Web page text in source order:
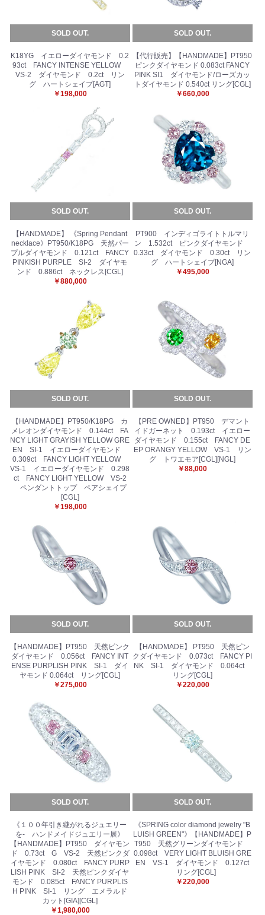
SOLD OUT.
K18YG イエローダイヤモンド 0.2
93ct FANCY INTENSE YELLOW
VS-2 ダイヤモンド 0.2ct リン
グ ハートシェイプ[AGT]
￥198,000
SOLD OUT.
【代行販売】【HANDMADE】PT950
ピンクダイヤモンド 0.083ct FANCY
PINK SI1 ダイヤモンド/ローズカッ
トダイヤモンド 0.540ct リング[CGL]
￥660,000
SOLD OUT.
【HANDMADE】 《Spring Pendant
necklace》PT950/K18PG 天然パー
プルダイヤモンド 0.121ct FANCY
PINKISH PURPLE SI-2 ダイヤモ
ンド 0.886ct ネックレス[CGL]
￥880,000
SOLD OUT.
PT900 インディゴライトトルマリ
ン 1.532ct ピンクダイヤモンド
0.33ct ダイヤモンド 0.30ct リン
グ ハートシェイプ[NGA]
￥495,000
SOLD OUT.
【HANDMADE】PT950/K18PG カ
メレオンダイヤモンド 0.144ct FA
NCY LIGHT GRAYISH YELLOW GRE
EN SI-1 イエローダイヤモンド
0.309ct FANCY LIGHT YELLOW
VS-1 イエローダイヤモンド 0.298
ct FANCY LIGHT YELLOW VS-2
ペンダントトップ ペアシェイプ
[CGL]
￥198,000
SOLD OUT.
【PRE OWNED】PT950 デマント
イドガーネット 0.193ct イエロー
ダイヤモンド 0.155ct FANCY DE
EP ORANGY YELLOW VS-1 リン
グ トワエモア[CGL][NGL]
￥88,000
SOLD OUT.
【HANDMADE】PT950 天然ピンク
ダイヤモンド 0.056ct FANCY INT
ENSE PURPLISH PINK SI-1 ダイ
ヤモンド 0.064ct リング[CGL]
￥275,000
SOLD OUT.
【HANDMADE】 PT950 天然ピン
クダイヤモンド 0.073ct FANCY PI
NK SI-1 ダイヤモンド 0.064ct
リング[CGL]
￥220,000
SOLD OUT.
《１００年引き継がれるジュエリー
を- ハンドメイドジュエリー展》
【HANDMADE】PT950 ダイヤモン
ド 0.73ct G VS-2 天然ピンクダ
イヤモンド 0.080ct FANCY PURP
LISH PINK SI-2 天然ピンクダイヤ
モンド 0.085ct FANCY PURPLIS
H PINK SI-1 リング エメラルド
カット[GIA][CGL]
￥1,980,000
SOLD OUT.
《SPRING color diamond jewelry "B
LUISH GREEN"》【HANDMADE】P
T950 天然グリーンダイヤモンド
0.098ct VERY LIGHT BLUISH GRE
EN VS-1 ダイヤモンド 0.127ct
リング[CGL]
￥220,000
お買い物を続ける カートへ進む